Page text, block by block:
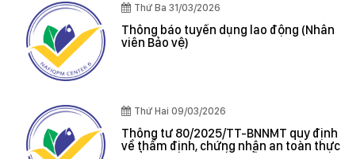
Thứ Ba 31/03/2026
Thông báo tuyển dụng lao động (Nhân
viên Bảo vệ)
Thứ Hai 09/03/2026
Thông tư 80/2025/TT-BNNMT quy định
về thẩm định, chứng nhận an toàn thực